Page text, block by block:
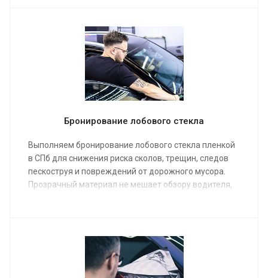
АКЦИЯ на оклейку кузова – 199 000 ₽, вместо 280
Бронирование лобового стекла
Выполняем бронирование лобового стекла пленкой
в СПб для снижения риска сколов, трещин, следов
пескоструя и повреждений от дорожного мусора.
Прозрачный материал не мешает обзору водителя,
керамический состав.